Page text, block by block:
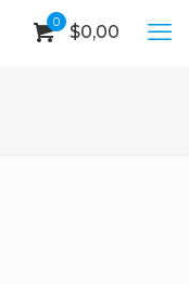
0 $0,00